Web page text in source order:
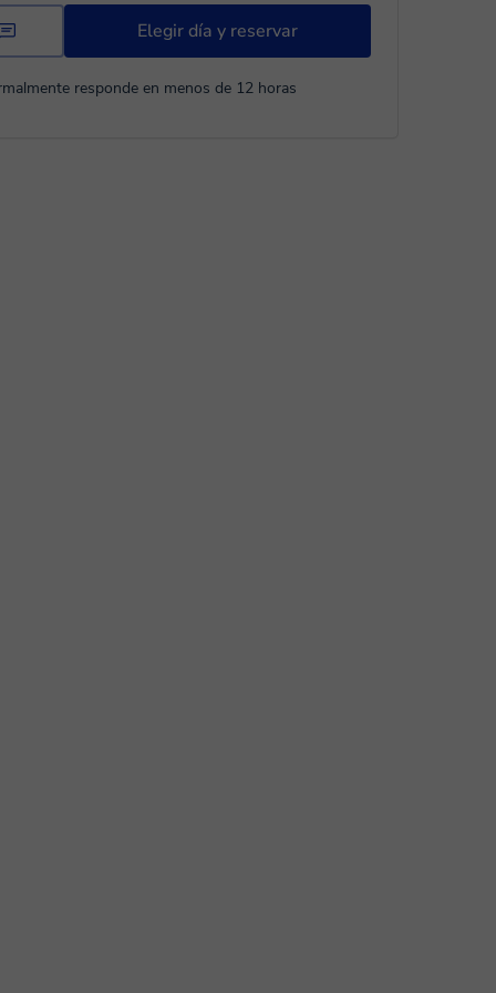
Elegir día y reservar
responde en menos de 12 horas